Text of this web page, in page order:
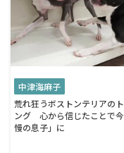
中津海麻子
荒れ狂うボストンテリアの
ング 心から信じたことで
慢の息子」に